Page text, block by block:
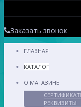
Заказать звонок
ГЛАВНАЯ
КАТАЛОГ
О МАГАЗИНЕ
РЕКВИЗИТЫ